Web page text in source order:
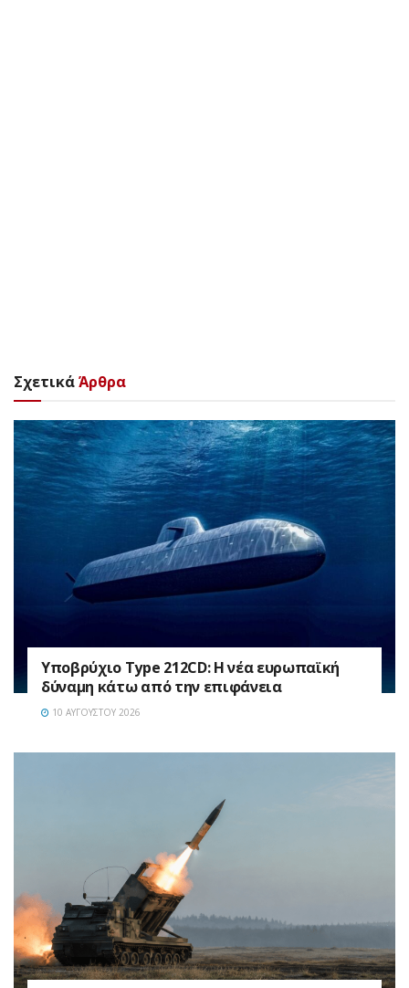
ΣχετικάΆρθρα
Υποβρύχιο Type 212CD: Η νέα ευρωπαϊκή
δύναμη κάτω από την επιφάνεια
10 ΑΥΓΟΎΣΤΟΥ 2026